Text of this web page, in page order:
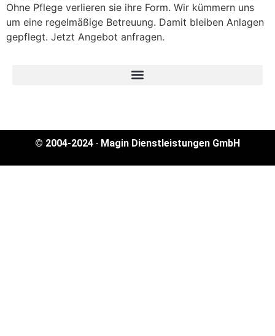
Ohne Pflege verlieren sie ihre Form. Wir kümmern uns
um eine regelmäßige Betreuung. Damit bleiben Anlagen
gepflegt. Jetzt Angebot anfragen.
© 2004-2024 · Magin Dienstleistungen GmbH